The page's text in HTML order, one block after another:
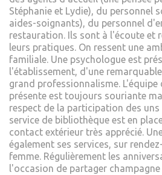
Stéphanie et Lydie), du personnel
aides-soignants), du personnel
restauration. Ils sont à l'écoute et
leurs pratiques. On ressent une
familiale. Une psychologue est
l'établissement, d'une
grand professionnalisme.
présente est toujours souriante
respect de la participation des uns
service de bibliothèque est en
contact extérieur très apprécié.
également ses services, sur
femme. Régulièrement les
l'occasion de partager